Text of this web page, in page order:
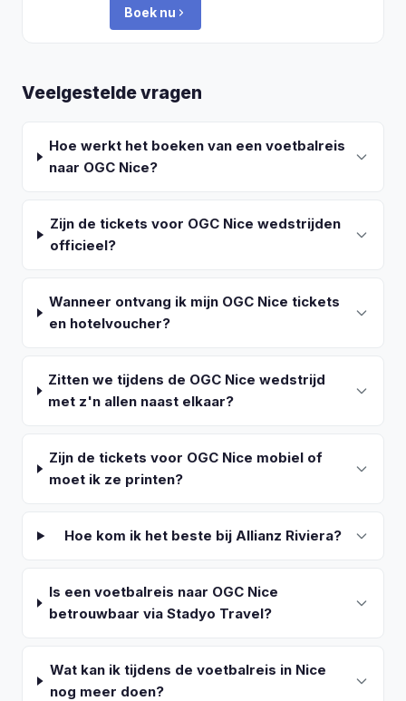
Boek nu
Veelgestelde vragen
Hoe werkt het boeken van een voetbalreis
naar OGC Nice?
Zijn de tickets voor OGC Nice wedstrijden
officieel?
Wanneer ontvang ik mijn OGC Nice tickets
en hotelvoucher?
Zitten we tijdens de OGC Nice wedstrijd
met z'n allen naast elkaar?
Zijn de tickets voor OGC Nice mobiel of
moet ik ze printen?
Hoe kom ik het beste bij Allianz Riviera?
Is een voetbalreis naar OGC Nice
betrouwbaar via Stadyo Travel?
Wat kan ik tijdens de voetbalreis in Nice
nog meer doen?